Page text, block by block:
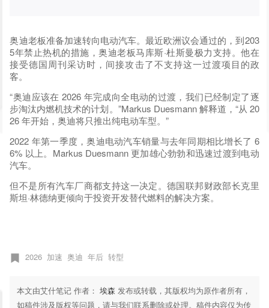
奥迪老板准备加速转向电动汽车。最近欧洲议会通过的，到203
5年禁止热机的措施，奥迪老板马库斯·杜斯曼极力支持。他在
接受德国周刊采访时，间接攻击了不支持这一过渡项目的政
客。
“奥迪应该在 2026 年完成向全电动的过渡，我们已经制定了逐
步淘汰内燃机技术的计划。”Markus Duesmann 解释道，“从 20
26 年开始，奥迪将只推出纯电动车型。”
2022 年第一季度，奥迪电动汽车销量与去年同期相比增长了 6
6% 以上。Markus Duesmann 更加雄心勃勃和迅速过渡到电动
汽车。
但不是所有汽车厂商都支持这一决定。德国联邦财政部长克里
斯坦·林德纳更倾向于投资开发替代燃料的解决方案。
2026 加速 奥迪 年后 转型
本文由艾什笔记 作者：埃森 发布或转载，其版权均为原作者所有，
如稿件涉及版权等问题，请与我们联系删除或处理。稿件内容仅为传